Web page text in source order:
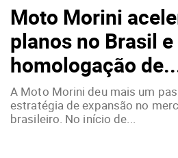
Moto Morini
planos no Brasil
homologação
A Moto Morini deu mais um
estratégia de expansão no
brasileiro. No início de...